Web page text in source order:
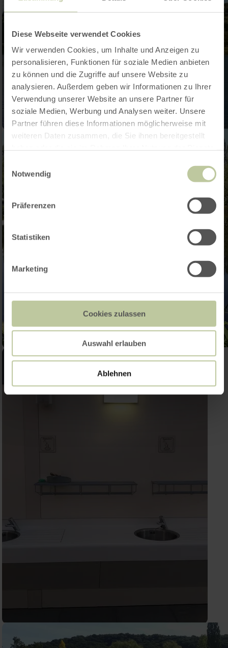
Diese Webseite verwendet Cookies
Wir verwenden Cookies, um Inhalte und Anzeigen zu
personalisieren, Funktionen für soziale Medien anbieten
zu können und die Zugriffe auf unsere Website zu
analysieren. Außerdem geben wir Informationen zu Ihrer
Verwendung unserer Website an unsere Partner für
soziale Medien, Werbung und Analysen weiter. Unsere
Partner führen diese Informationen möglicherweise mit
weiteren Daten zusammen, die Sie ihnen bereitgestellt
Notwendig
Präferenzen
Statistiken
Marketing
Cookies zulassen
Auswahl erlauben
Ablehnen